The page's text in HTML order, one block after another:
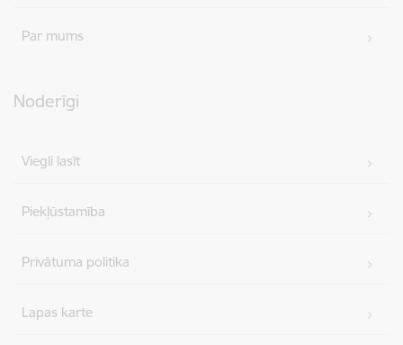
Par mums
Noderīgi
Viegli lasīt
Piekļūstamība
Privātuma politika
Lapas karte